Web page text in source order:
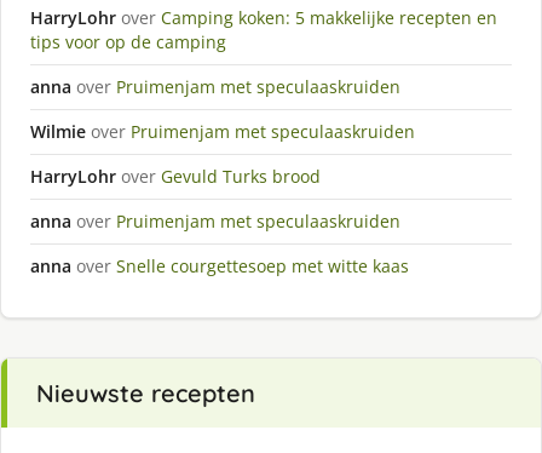
HarryLohr over Camping koken: 5 makkelijke recepten en
tips voor op de camping
anna over Pruimenjam met speculaaskruiden
Wilmie over Pruimenjam met speculaaskruiden
HarryLohr over Gevuld Turks brood
anna over Pruimenjam met speculaaskruiden
anna over Snelle courgettesoep met witte kaas
Nieuwste recepten